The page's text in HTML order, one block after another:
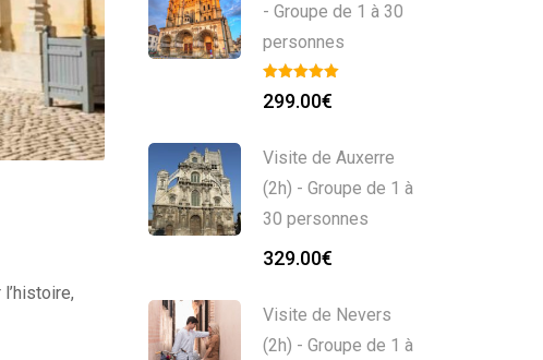
- Groupe de 1 à 30
personnes
299.00€
Visite de Auxerre
(2h) - Groupe de 1 à
30 personnes
329.00€
Visite de Nevers
(2h) - Groupe de 1 à